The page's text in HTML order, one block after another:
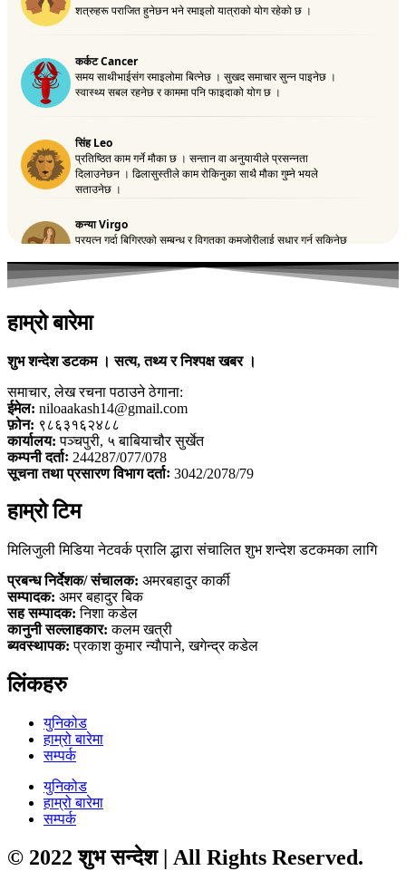
हाम्रो बारेमा
शुभ शन्देश डटकम । सत्य, तथ्य र निश्पक्ष खबर ।
समाचार, लेख रचना पठाउने ठेगाना:
ईमेल: niloaakash14@gmail.com
फ़ोन: ९८६३१६२४८८
कार्यालय: पञ्चपुरी, ५ बाबियाचौर सुर्खेत
कम्पनी दर्ताः 244287/077/078
सूचना तथा प्रसारण विभाग दर्ताः 3042/2078/79
हाम्रो टिम
मिलिजुली मिडिया नेटवर्क प्रालि द्धारा संचालित शुभ शन्देश डटकमका लागि
प्रबन्ध निर्देशक/ संचालक: अमरबहादुर कार्की
सम्पादक: अमर बहादुर बिक
सह सम्पादक: निशा कडेल
कानुनी सल्लाहकार: कलम खत्री
ब्यवस्थापक:प्रकाश कुमार न्याैपाने, खगेन्द्र कडेल
लिंकहरु
युनिकोड
हाम्रो बारेमा
सम्पर्क
युनिकोड
हाम्रो बारेमा
सम्पर्क
© 2022 शुभ सन्देश | All Rights Reserved.